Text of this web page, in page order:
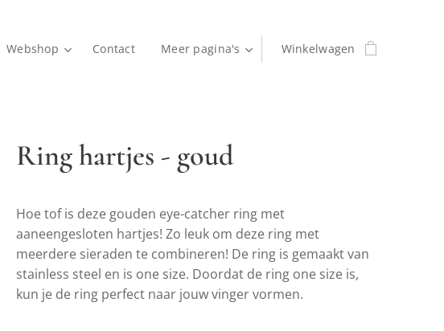
Webshop Contact Meer pagina's Winkelwagen
Ring hartjes - goud
Hoe tof is deze gouden eye-catcher ring met
aaneengesloten hartjes! Zo leuk om deze ring met
meerdere sieraden te combineren! De ring is gemaakt van
stainless steel en is one size. Doordat de ring one size is,
kun je de ring perfect naar jouw vinger vormen.